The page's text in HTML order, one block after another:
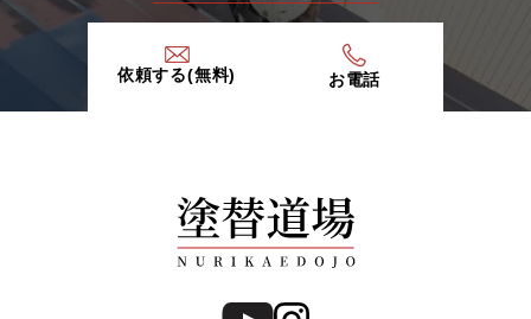
依頼する(無料) お電話